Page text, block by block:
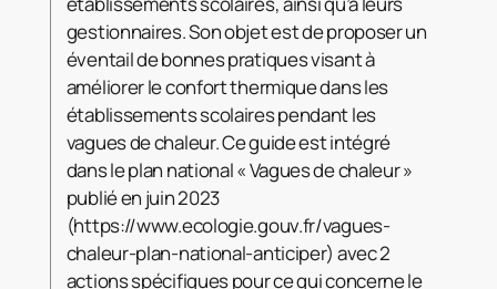
gestionnaires. Son objet est de proposer un
éventail de bonnes pratiques visant à
améliorer le confort thermique dans les
établissements scolaires pendant les
vagues de chaleur. Ce guide est intégré
dans le plan national « Vagues de chaleur »
publié en juin 2023
(https://www.ecologie.gouv.fr/vagues-
chaleur-plan-national-anticiper) avec 2
actions spécifiques pour ce qui concerne le